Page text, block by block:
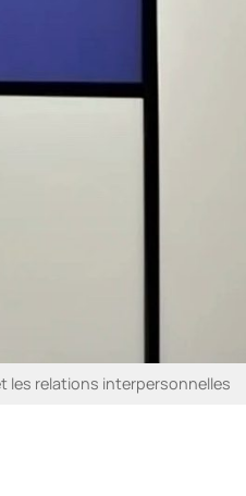
les relations interpersonnelles